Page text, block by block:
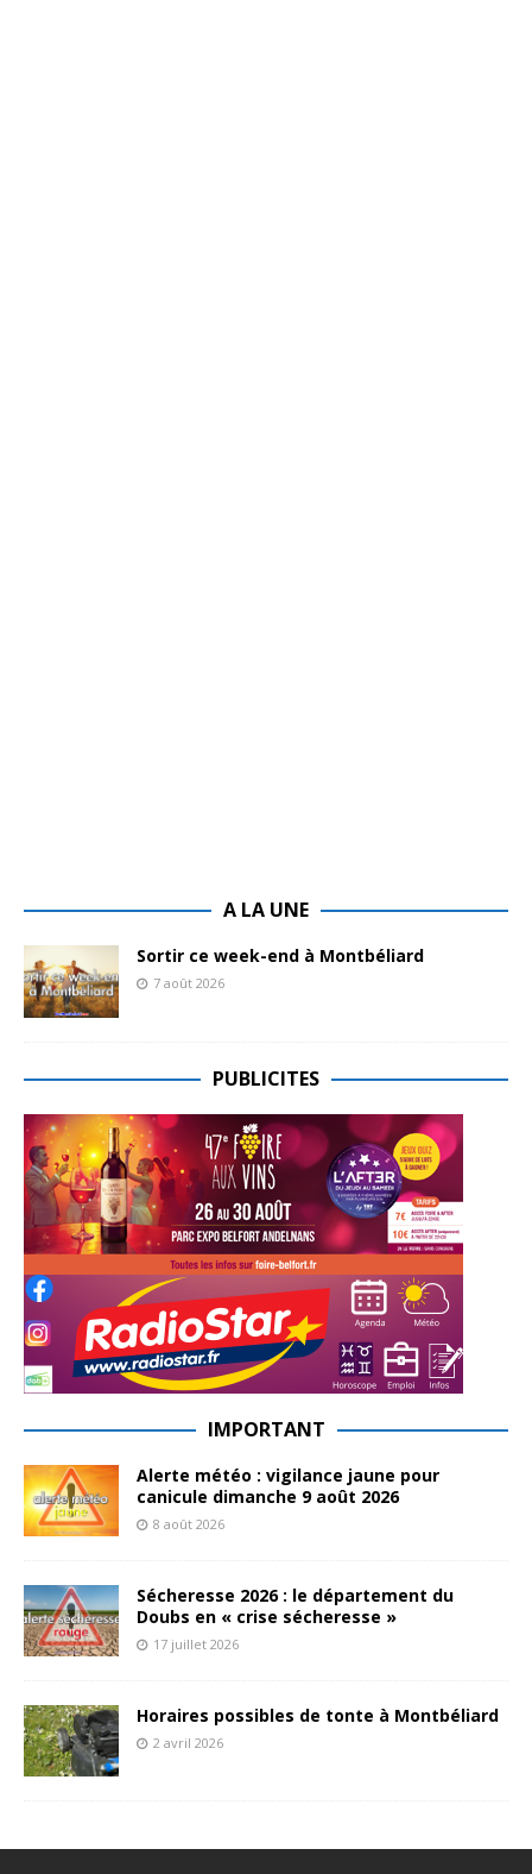
A LA UNE
Sortir ce week-end à Montbéliard
7 août 2026
PUBLICITES
IMPORTANT
Alerte météo : vigilance jaune pour
canicule dimanche 9 août 2026
8 août 2026
Sécheresse 2026 : le département du
Doubs en « crise sécheresse »
17 juillet 2026
Horaires possibles de tonte à Montbéliard
2 avril 2026